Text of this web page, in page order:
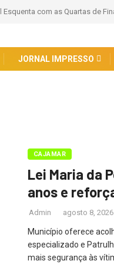
com as Quartas de
JORNAL IMPRESSO
CAJAMAR
Lei Maria da
anos e
Admin agosto 8, 2026
Município oferece
especializado e
mais segurança às